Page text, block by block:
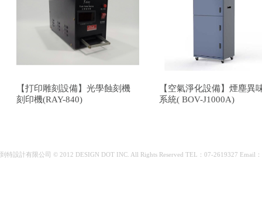
【打印雕刻設備】光學蝕刻機
刻印機(RAY-840)
【空氣淨化設備】煙塵異
系統( BOV-J1000A)
到特設計有限公司 © 2012 DESIGN DOT INC. All Rights Reserved TEL：07-2619327 Email：